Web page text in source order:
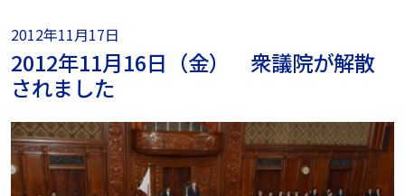
2012年11月17日
2012年11月16日（金） 衆議院が解散
されました